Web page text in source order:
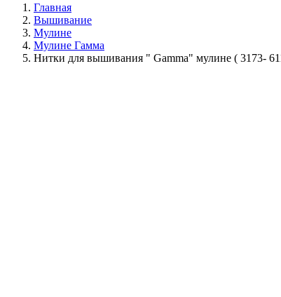
Главная
Вышивание
Мулине
Мулине Гамма
Нитки для вышивания " Gamma" мулине ( 3173-